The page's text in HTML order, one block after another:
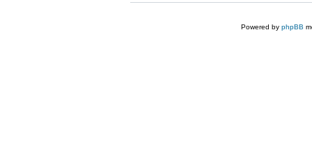
Powered by phpBB